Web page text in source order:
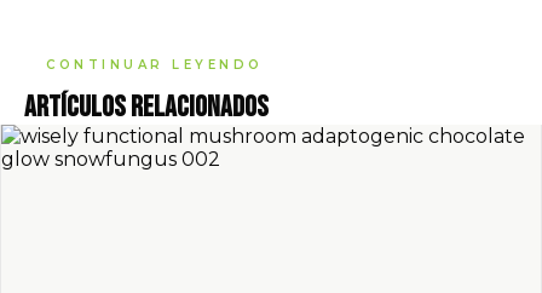
CONTINUAR LEYENDO
Artículos relacionados